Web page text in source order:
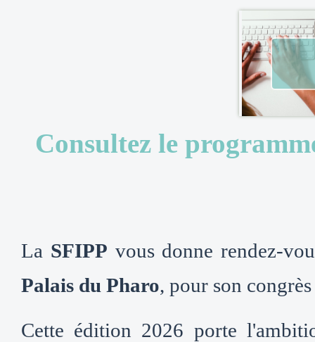
Consultez le
La SFIPP vous donne rendez-
Palais du Pharo, pour son
Cette édition 2026 porte